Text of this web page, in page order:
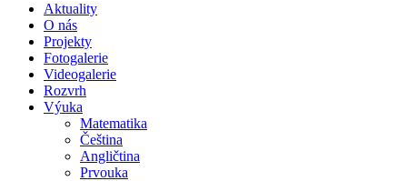
Aktuality
O nás
Projekty
Fotogalerie
Videogalerie
Rozvrh
Výuka
Matematika
Čeština
Angličtina
Prvouka